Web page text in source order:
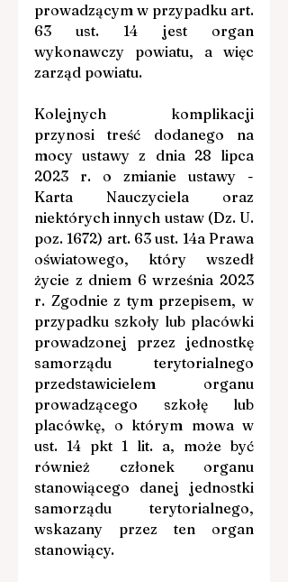
prowadzącym w przypadku art.
63 ust. 14 jest organ
wykonawczy powiatu, a więc
zarząd powiatu.
Kolejnych komplikacji
przynosi treść dodanego na
mocy ustawy z dnia 28 lipca
2023 r. o zmianie ustawy -
Karta Nauczyciela oraz
niektórych innych ustaw (Dz. U.
poz. 1672) art. 63 ust. 14a Prawa
oświatowego, który wszedł
życie z dniem 6 września 2023
r. Zgodnie z tym przepisem, w
przypadku szkoły lub placówki
prowadzonej przez jednostkę
samorządu terytorialnego
przedstawicielem organu
prowadzącego szkołę lub
placówkę, o którym mowa w
ust. 14 pkt 1 lit. a, może być
również członek organu
stanowiącego danej jednostki
samorządu terytorialnego,
wskazany przez ten organ
stanowiący.